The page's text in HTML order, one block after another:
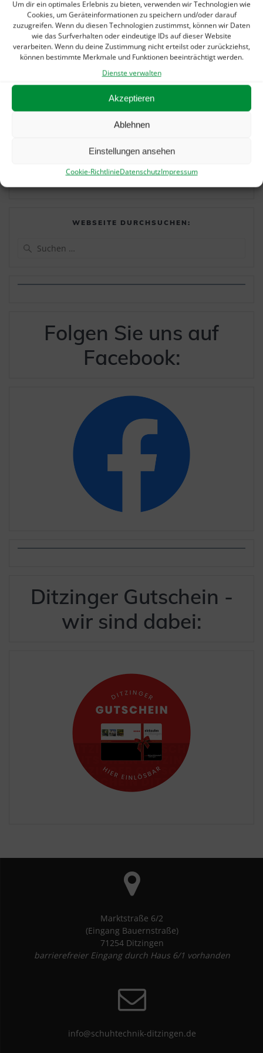
Um dir ein optimales Erlebnis zu bieten, verwenden wir Technologien wie
Cookies, um Geräteinformationen zu speichern und/oder darauf
zuzugreifen. Wenn du diesen Technologien zustimmst, können wir Daten
wie das Surfverhalten oder eindeutige IDs auf dieser Website
verarbeiten. Wenn du deine Zustimmung nicht erteilst oder zurückziehst,
können bestimmte Merkmale und Funktionen beeinträchtigt werden.
Dienste verwalten
Akzeptieren
Ablehnen
Einstellungen ansehen
Cookie-RichtlinieDatenschutzImpressum
Sommerurlaub? Gibts auch bei uns! 5. August 2026
„Alarmstufe Rot“: Petition gegen Kürzungen in
der Hilfsmittelversorgung 22. Juni 2026
Wieder nur 1 SPOT – dann geht es weiter!
2026
Letzter Arbeitseinsatz im alten Jahr… 5. Januar 2026
Tradition trifft Fortschritt
9. Dezember 2025
Wir sind ab sofort in der Marktstraße 6/2!
2025
WEBSEITE DURCHSUCHEN:
Folgen Sie uns auf
Facebook:
Ditzinger Gutschein -
wir sind dabei:
Marktstraße 6/2
(Eingang Bauernstraße)
71254 Ditzingen
barrierefreier Eingang durch Haus 6/1 vorhanden
info@schuhtechnik-ditzingen.de